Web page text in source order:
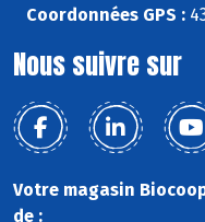
Coordonnées GPS :
Nous suivre sur
Votre magasin
de :